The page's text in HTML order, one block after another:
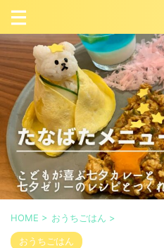
HOME > おうちごはん >
おうちごはん